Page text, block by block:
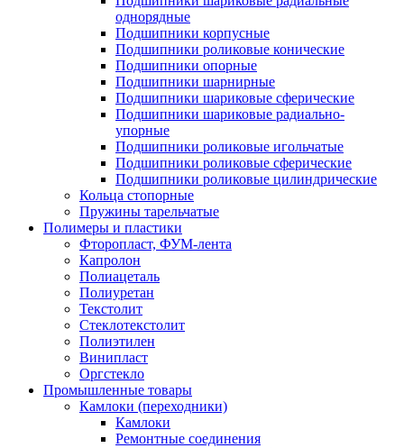
однорядные
Подшипники корпусные
Подшипники роликовые конические
Подшипники опорные
Подшипники шарнирные
Подшипники шариковые сферические
Подшипники шариковые радиально-
упорные
Подшипники роликовые игольчатые
Подшипники роликовые сферические
Подшипники роликовые цилиндрические
Кольца стопорные
Пружины тарельчатые
Полимеры и пластики
Фторопласт, ФУМ-лента
Капролон
Полиацеталь
Полиуретан
Текстолит
Стеклотекстолит
Полиэтилен
Винипласт
Оргстекло
Промышленные товары
Камлоки (переходники)
Камлоки
Ремонтные соединения